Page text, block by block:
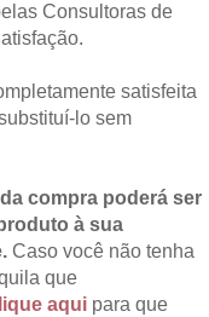
Consultoras de
satisfeita
lo sem
compra poderá ser
à sua
Caso você não tenha
que
aqui para que